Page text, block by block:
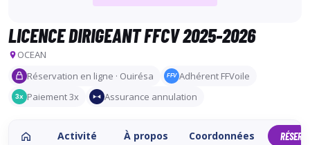
LICENCE DIRIGEANT FFCV 2025-2026
OCEAN
Réservation en ligne · Ouirésa
FFV Adhérent FFVoile
3x Paiement 3x Assurance annulation
Activité À propos Coordonnées